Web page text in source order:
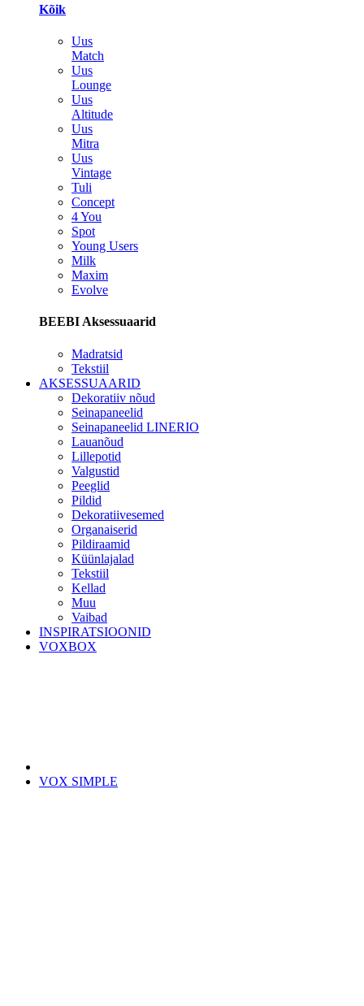
Kõik
Uus
Match
Uus
Lounge
Uus
Altitude
Uus
Mitra
Uus
Vintage
Tuli
Concept
4 You
Spot
Young Users
Milk
Maxim
Evolve
BEEBI Aksessuaarid
Madratsid
Tekstiil
AKSESSUAARID
Dekoratiiv nõud
Seinapaneelid
Seinapaneelid LINERIO
Lauanõud
Lillepotid
Valgustid
Peeglid
Pildid
Dekoratiivesemed
Organaiserid
Pildiraamid
Küünlajalad
Tekstiil
Kellad
Muu
Vaibad
INSPIRATSIOONID
VOXBOX
VOX SIMPLE